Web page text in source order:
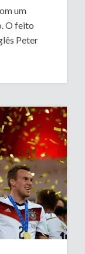
um
O feito
Peter